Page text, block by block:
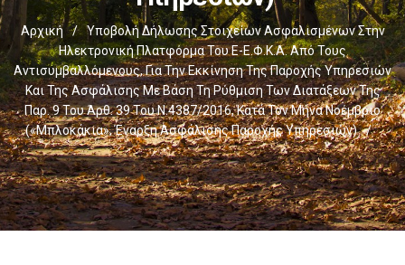
Αρχική /
Υποβολή Δήλωσης Στοιχείων Ασφαλισμένων Στην
Ηλεκτρονική Πλατφόρμα Του E-Ε.Φ.Κ.Α. Από Τους
Αντισυμβαλλόμενους, Για Την Εκκίνηση Της Παροχής Υπηρεσιών
Και Της Ασφάλισης Με Βάση Τη Ρύθμιση Των Διατάξεων Της
Παρ. 9 Του Άρθ. 39 Του Ν.4387/2016, Κατά Τον Μήνα Νοέμβριο
(«μπλοκάκια», Έναρξη Ασφάλισης Παροχής Υπηρεσιών)
/